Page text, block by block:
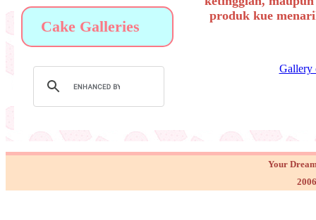
Cake Galleries
produk kue
Gallery
Your